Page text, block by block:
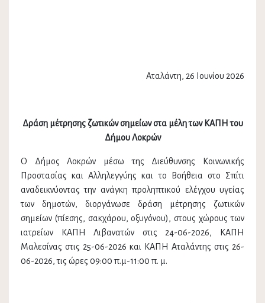
Αταλάντη, 26 Ιουνίου 2026
Δράση μέτρησης ζωτικών σημείων στα μέλη των ΚΑΠΗ του
Δήμου Λοκρών
Ο Δήμος Λοκρών μέσω της Διεύθυνσης Κοινωνικής
Προστασίας και Αλληλεγγύης και το Βοήθεια στο Σπίτι
αναδεικνύοντας την ανάγκη προληπτικού ελέγχου υγείας
των δημοτών, διοργάνωσε δράση μέτρησης ζωτικών
σημείων (πίεσης, σακχάρου, οξυγόνου), στους χώρους των
ιατρείων ΚΑΠΗ Λιβανατών στις 24-06-2026, ΚΑΠΗ
Μαλεσίνας στις 25-06-2026 και ΚΑΠΗ Αταλάντης στις 26-
06-2026, τις ώρες 09:00 π.μ-11:00 π. μ.